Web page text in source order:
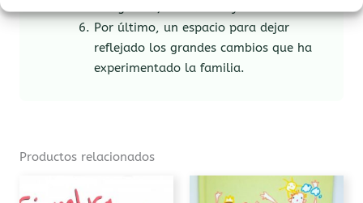
Por último, un espacio para dejar
reflejado los grandes cambios que ha
experimentado la familia.
Productos relacionados